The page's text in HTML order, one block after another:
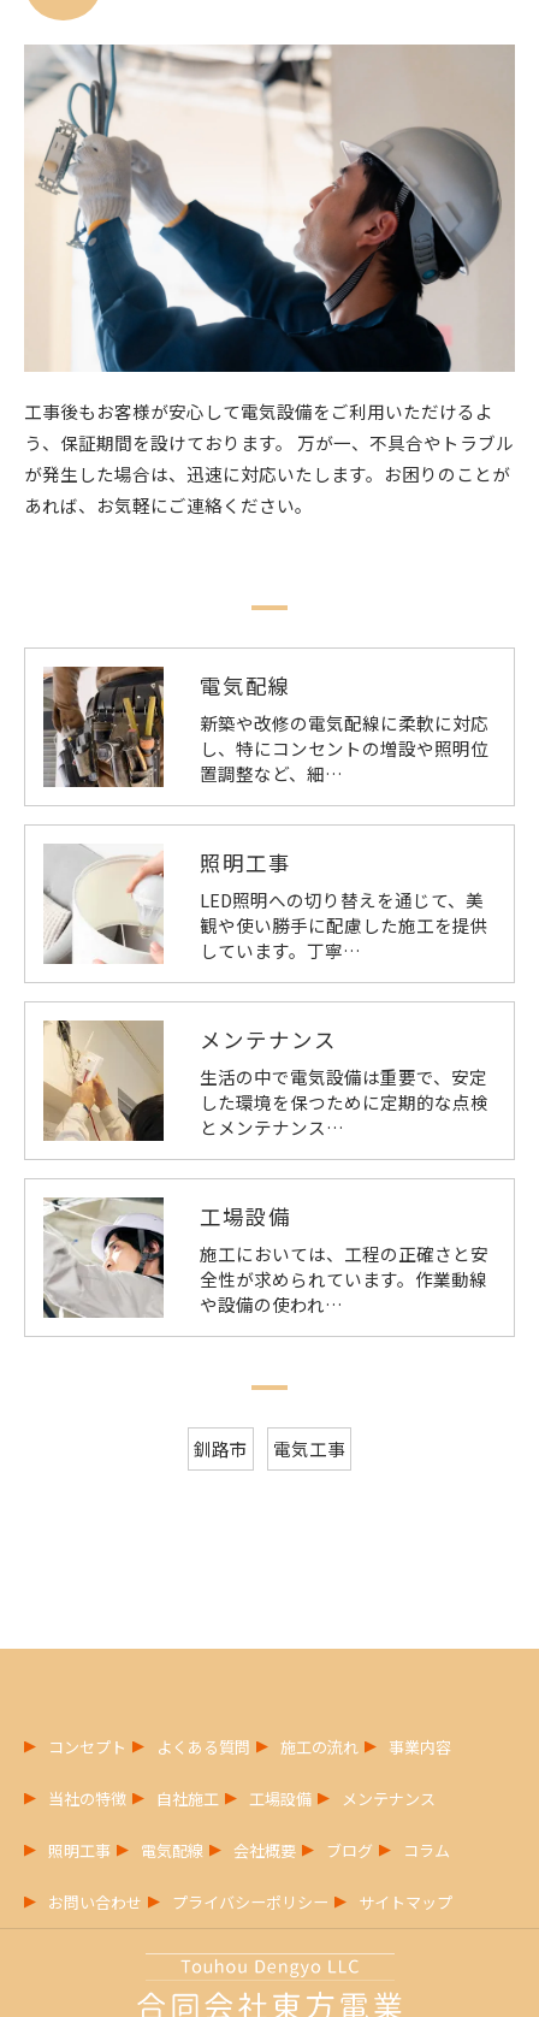
工事後もお客様が安心して電気設備をご利用いただけるよ
う、保証期間を設けております。 万が一、不具合やトラブル
が発生した場合は、迅速に対応いたします。お困りのことが
あれば、お気軽にご連絡ください。
電気配線
新築や改修の電気配線に柔軟に対応
し、特にコンセントの増設や照明位
置調整など、細…
照明工事
LED照明への切り替えを通じて、美
観や使い勝手に配慮した施工を提供
しています。丁寧…
メンテナンス
生活の中で電気設備は重要で、安定
した環境を保つために定期的な点検
とメンテナンス…
工場設備
施工においては、工程の正確さと安
全性が求められています。作業動線
や設備の使われ…
釧路市 電気工事
コンセプト よくある質問 施工の流れ 事業内容
当社の特徴 自社施工 工場設備 メンテナンス
照明工事 電気配線 会社概要 ブログ コラム
お問い合わせ プライバシーポリシー サイトマップ